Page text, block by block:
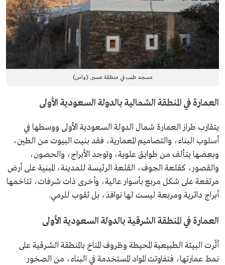
مسجد طبب في منطقة عسير. (واس)
العمارة في المنطقة الشمالية بالدولة السعودية الأولى
يتقارب طراز العمارة شمال الدولة السعودية الأولى ووسطها في
أسلوب البناء، والتصاميم المعمارية، فقد بنيت البيوت من الطين،
وبعضها يتألف من طوابق علوية، وتوجد الأبراج، والحصون،
والقصور، كقلعة الجوف، القلعة الرئيسة للمدينة، المبنية على أرض
مرتفعة على شكل مربع بأسوار عالية، وأخرى ذات شرفات، تتاخمها
أبراج دائرية ومربعة ليست لها نوافذ، بل ثقوب للرمي.
العمارة في المنطقة الشرقية بالدولة السعودية الأولى
أثّرت البيئة الطبيعية المحيطة وظروف المناخ بالمنطقة الشرقية على
نمط عمارتها، فتفاوتت المواد المستخدمة في البناء، من الصخور